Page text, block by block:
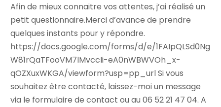
Afin de mieux connaitre vos attentes, j’ai réalisé un
petit questionnaire.Merci d’avance de prendre
quelques instants pour y répondre.
https://docs.google.com/forms/d/e/1FAIpQLSd0Ng
W81rQaTFooVM7lMvccIi-eA0nWBWVOh_x-
qOZXuxWKGA/viewform?usp=pp_url Si vous
souhaitez être contacté, laissez-moi un message
via le formulaire de contact ou au 06 52 21 47 04. A